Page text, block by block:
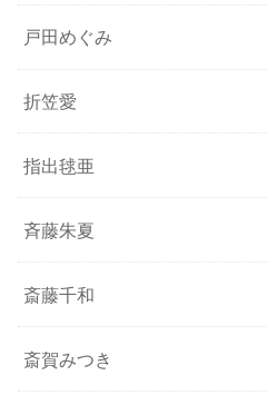
戸田めぐみ
折笠愛
指出毬亜
斉藤朱夏
斎藤千和
斎賀みつき